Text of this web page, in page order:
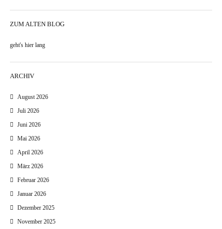
ZUM ALTEN BLOG
geht's hier lang
ARCHIV
August 2026
Juli 2026
Juni 2026
Mai 2026
April 2026
März 2026
Februar 2026
Januar 2026
Dezember 2025
November 2025